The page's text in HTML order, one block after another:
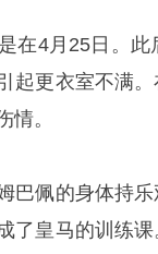
在4月25日。
起更衣室不满
情。
巴佩的身体持
了皇马的训练